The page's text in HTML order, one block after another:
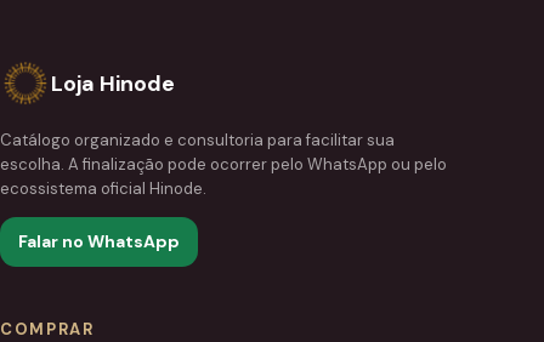
Loja Hinode
Catálogo organizado e consultoria para facilitar sua
escolha. A finalização pode ocorrer pelo WhatsApp ou pelo
ecossistema oficial Hinode.
Falar no WhatsApp
COMPRAR